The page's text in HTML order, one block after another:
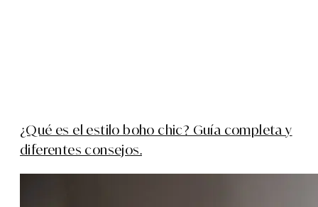
¿Qué es el estilo boho chic? Guía completa y
diferentes consejos.